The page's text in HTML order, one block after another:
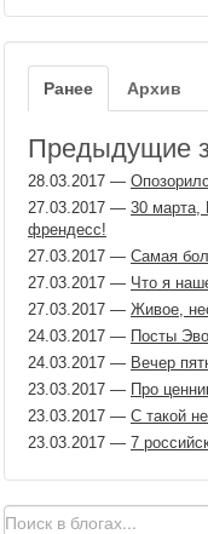
Ранее Архив
Предыдущие
28.03.2017 —
27.03.2017 — 30 марта,
френдесс!
27.03.2017 — Самая
27.03.2017 — Что я
27.03.2017 — Живое,
24.03.2017 — Посты
24.03.2017 — Вечер
23.03.2017 — Про
23.03.2017 — С такой
23.03.2017 — 7